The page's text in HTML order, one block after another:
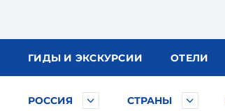
ГИДЫ И ЭКСКУРСИИ ОТЕЛИ
РОССИЯ СТРАНЫ